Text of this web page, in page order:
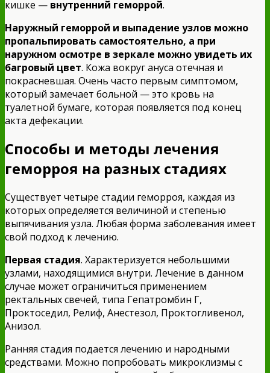
кишке — внутренний геморрой.
Наружный геморрой и выпадение узлов можно
пропальпировать самостоятельно, а при
наружном осмотре в зеркале можно увидеть их
багровый цвет. Кожа вокруг ануса отечная и
покрасневшая. Очень часто первым симптомом,
который замечает больной — это кровь на
туалетной бумаге, которая появляется под конец
акта дефекации.
Способы и методы лечения
геморроя на разных стадиях
Существует четыре стадии геморроя, каждая из
которых определяется величиной и степенью
выпячивания узла. Любая форма заболевания имеет
свой подход к лечению.
Первая стадия. Характеризуется небольшими
узлами, находящимися внутри. Лечение в данном
случае может ограничиться применением
ректальных свечей, типа Гепатромбин Г,
Проктоседил, Релиф, Анестезол, Проктогливенол,
Анизол.
Ранняя стадия подается лечению и народными
средствами. Можно попробовать микроклизмы с